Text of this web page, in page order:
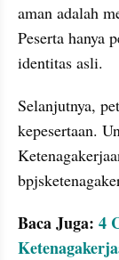
aman adalah
Peserta hanya
identitas asli.
Selanjutnya,
kepesertaan.
Baca Juga: 4